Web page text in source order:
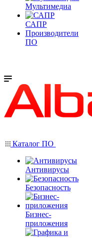
Мультимедиа
САПР
Производители
ПО
Каталог ПО
Антивирусы
Безопасность
Бизнес-
приложения